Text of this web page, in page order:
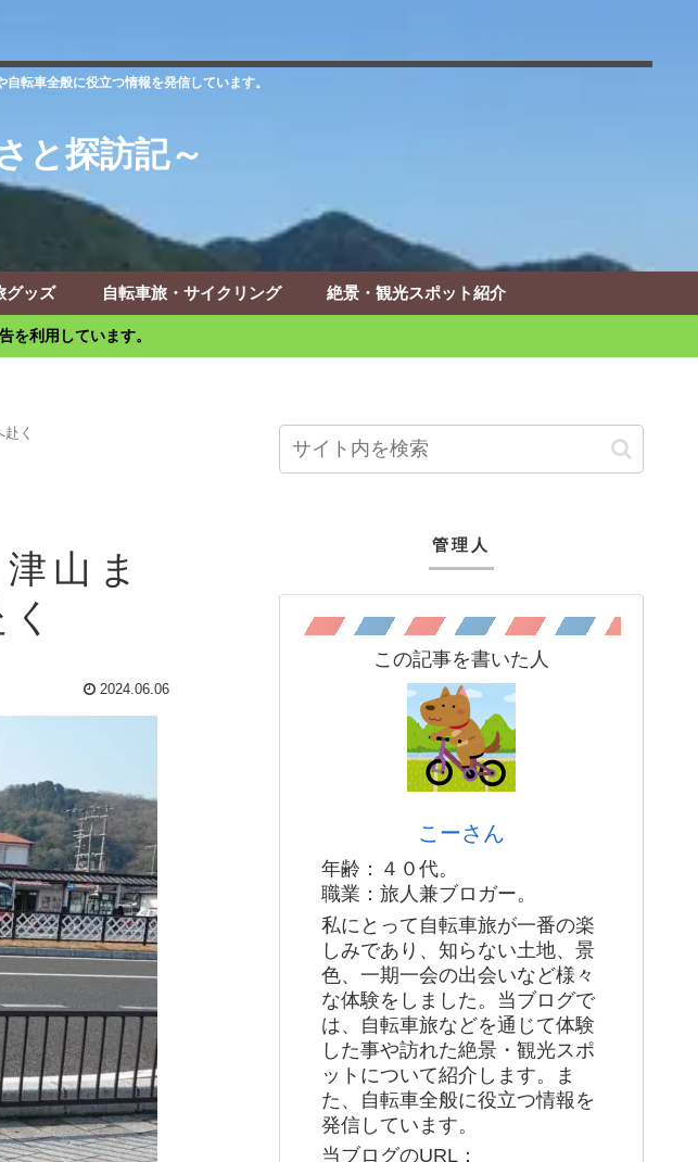
転車全般に役立つ情報を発信しています。
と探訪記～
グッズ 自転車旅・サイクリング 絶景・観光スポット紹介
を利用しています。
く
山ま
2024.06.06
管理人
この記事を書いた人
こーさん
年齢：４０代。
職業：旅人兼ブロガー。
私にとって自転車旅が一番の楽
しみであり、知らない土地、景
色、一期一会の出会いなど様々
な体験をしました。当ブログで
は、自転車旅などを通じて体験
した事や訪れた絶景・観光スポ
ットについて紹介します。ま
た、自転車全般に役立つ情報を
発信しています。
当ブログのURL：